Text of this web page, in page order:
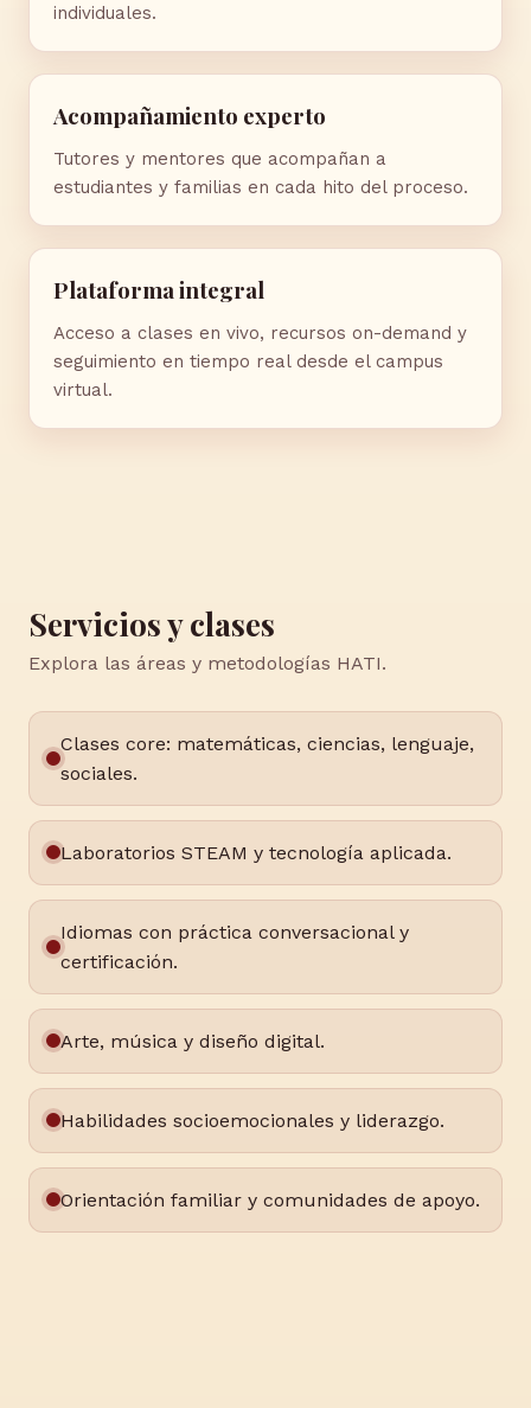
individuales.
Acompañamiento experto
Tutores y mentores que acompañan a
estudiantes y familias en cada hito del proceso.
Plataforma integral
Acceso a clases en vivo, recursos on-demand y
seguimiento en tiempo real desde el campus
virtual.
Servicios y clases
Explora las áreas y metodologías HATI.
Clases core: matemáticas, ciencias, lenguaje,
sociales.
Laboratorios STEAM y tecnología aplicada.
Idiomas con práctica conversacional y
certificación.
Arte, música y diseño digital.
Habilidades socioemocionales y liderazgo.
Orientación familiar y comunidades de apoyo.